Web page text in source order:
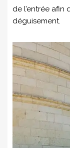
de l’entrée afin
déguisement.